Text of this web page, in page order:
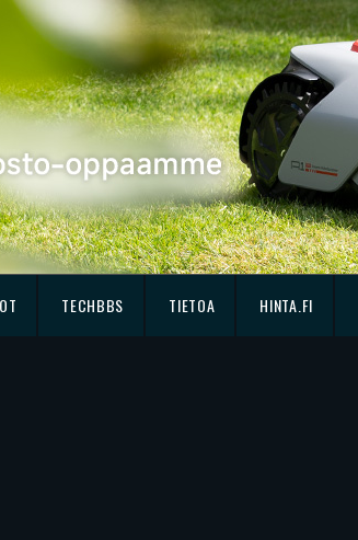
TECHBBS TIETOA HINTA.FI